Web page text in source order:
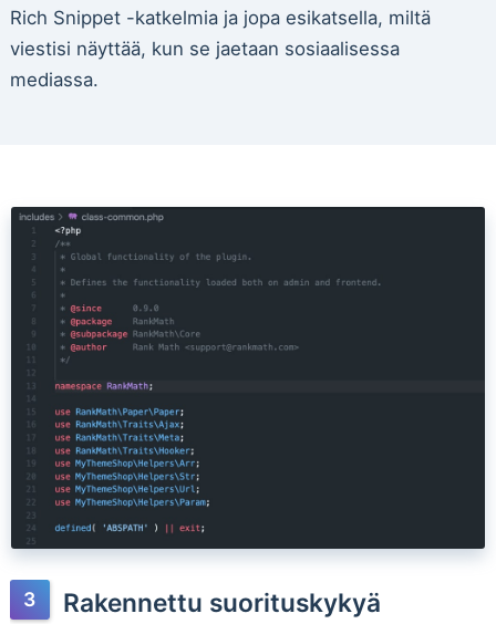
Rich Snippet -katkelmia ja jopa esikatsella, miltä
viestisi näyttää, kun se jaetaan sosiaalisessa
mediassa.
Rakennettu suorituskykyä